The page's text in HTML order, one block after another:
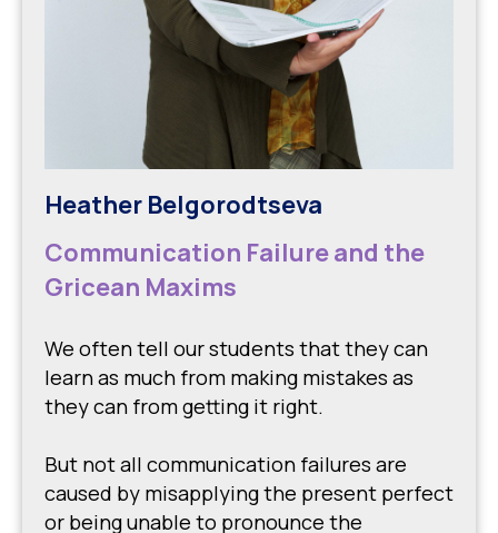
Heather Belgorodtseva
Communication Failure and the
Gricean Maxims
We often tell our students that they can
learn as much from making mistakes as
they can from getting it right.
But not all communication failures are
caused by misapplying the present perfect
or being unable to pronounce the